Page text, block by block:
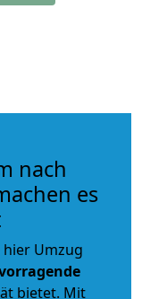
nach
es
hier Umzug
bietet. Mit